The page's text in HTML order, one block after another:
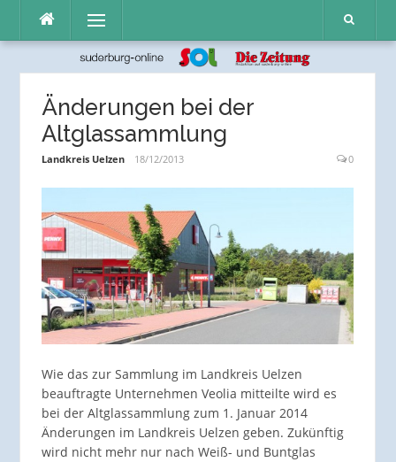
Inhalt
Menü
Änderungen bei der
Altglassammlung
Landkreis Uelzen 18/12/2013 0
Wie das zur Sammlung im Landkreis Uelzen
beauftragte Unternehmen Veolia mitteilte wird es
bei der Altglassammlung zum 1. Januar 2014
Änderungen im Landkreis Uelzen geben. Zukünftig
wird nicht mehr nur nach Weiß- und Buntglas